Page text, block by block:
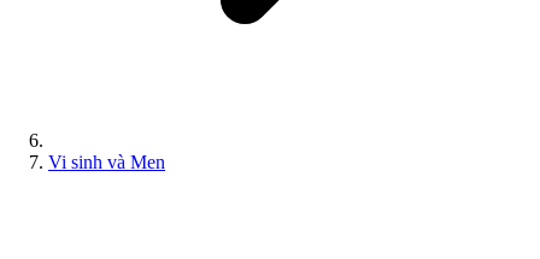
Vi sinh và Men